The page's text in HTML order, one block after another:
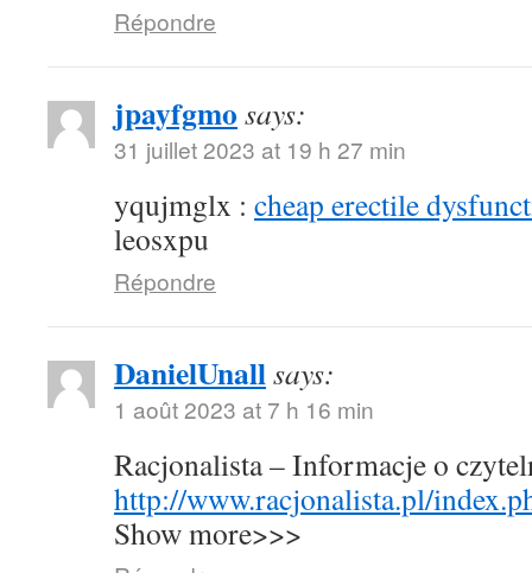
Répondre
jpayfgmo says:
31 juillet 2023 at 19 h 27 min
yqujmglx : cheap erectile
leosxpu
Répondre
DanielUnallsays:
1 août 2023 at 7 h 16 min
Racjonalista – Informacje o
http://www.racjonalista.pl/
Show more>>>